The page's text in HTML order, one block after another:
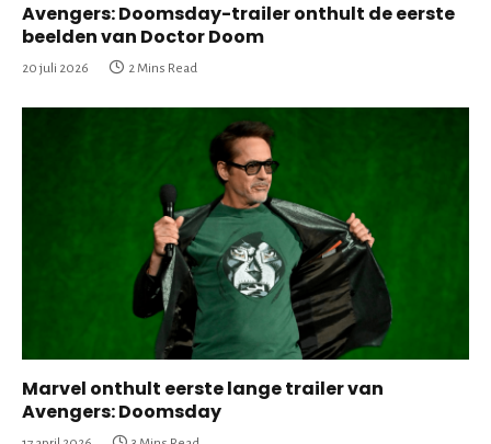
Avengers: Doomsday-trailer onthult de eerste
beelden van Doctor Doom
20 juli 2026 2 Mins Read
Marvel onthult eerste lange trailer van
Avengers: Doomsday